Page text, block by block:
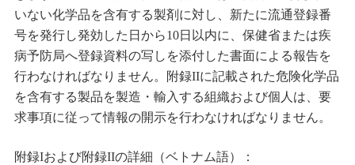
いない化学品を含有する製剤に対し、新たに流通登録番
号を発行し発効した日から10日以内に、保健省または疾
病予防局へ登録資料の写しを添付した書面による報告を
行わなければなりません。附録IIに記載された危険化学品
を含有する製品を製造・輸入する組織および個人は、要
求事項に従って情報の開示を行わなければなりません。
附録Iおよび附録IIの詳細（ベトナム語）：